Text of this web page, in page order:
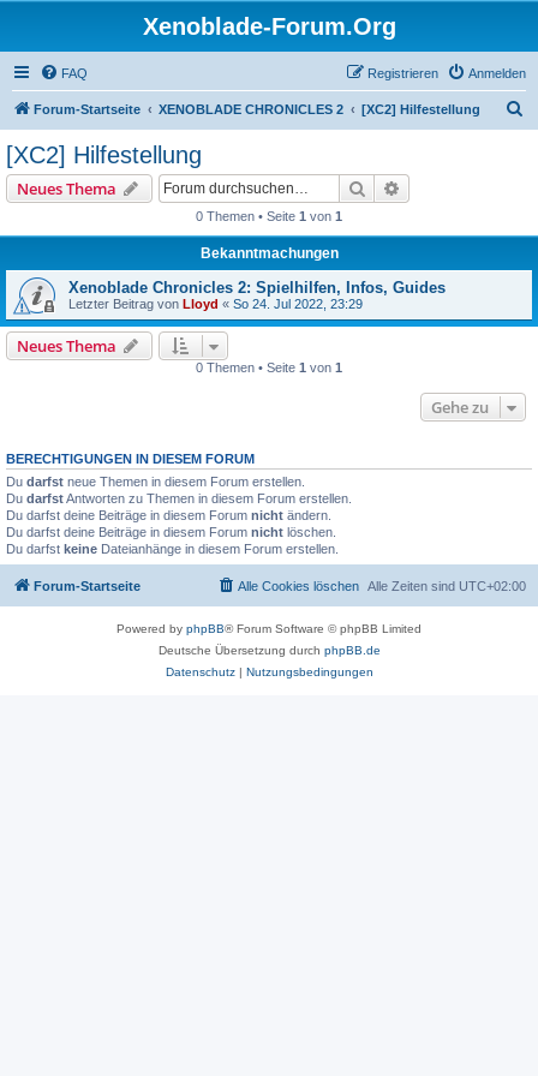
Xenoblade-Forum.Org
FAQ Anmelden
Registrieren
Forum-Startseite XENOBLADE CHRONICLES 2 [XC2] Hilfestellung
[XC2] Hilfestellung
Neues Thema Suche
0 Themen • Seite 1 von 1
Bekanntmachungen
Xenoblade Chronicles 2: Spielhilfen, Infos, Guides
Letzter Beitrag von Lloyd « So 24. Jul 2022, 23:29
Neues Thema
0 Themen • Seite 1 von 1
Gehe zu
BERECHTIGUNGEN IN DIESEM FORUM
Du darfst neue Themen in diesem Forum erstellen.
Du darfstAntworten zu Themen in diesem Forum erstellen.
Du darfst deine Beiträge in diesem Forum nicht ändern.
Du darfst deine Beiträge in diesem Forum nicht löschen.
Du darfst keine Dateianhänge in diesem Forum erstellen.
Forum-Startseite Alle Zeiten sind UTC+02:00
Alle Cookies löschen
Powered by phpBB® Forum Software © phpBB Limited
Deutsche Übersetzung durch phpBB.de
Datenschutz| Nutzungsbedingungen